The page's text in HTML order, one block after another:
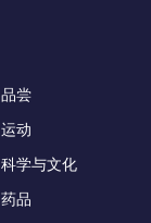
品尝
运动
科学与文化
药品